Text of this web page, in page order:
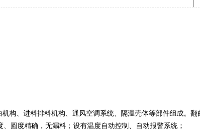
构、进料排料机构、通风空调系统、隔温壳体等部件组成。
圆度精确，无漏料；设有温度自动控制、自动报警系统；